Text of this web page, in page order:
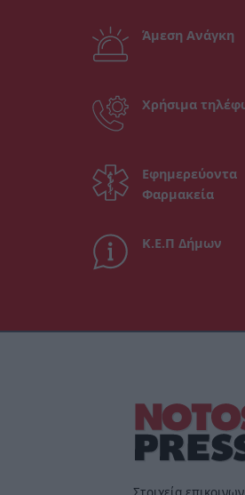
Άμεση Ανάγκη
Χρήσιμα
Εφημερεύοντα
Φαρμακεία
Κ.Ε.Π Δήμων